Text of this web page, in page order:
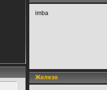
imba
Железо